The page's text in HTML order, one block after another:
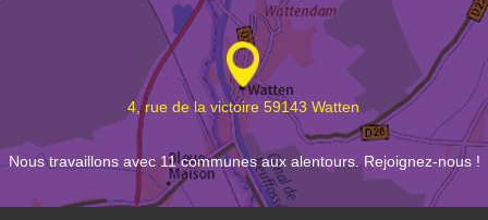
4, rue de la victoire 59143 Watten
Nous travaillons avec 11 communes aux alentours. Rejoignez-nous !